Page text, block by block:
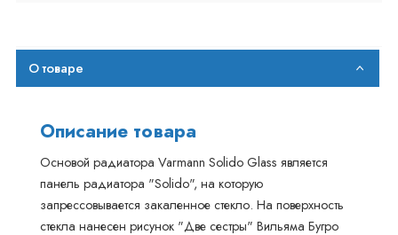
О товаре
Описание товара
Основой радиатора Varmann Solido Glass является
панель радиатора "Solido", на которую
запрессовывается закаленное стекло. На поверхность
стекла нанесен рисунок "Две сестры" Вильяма Бугро